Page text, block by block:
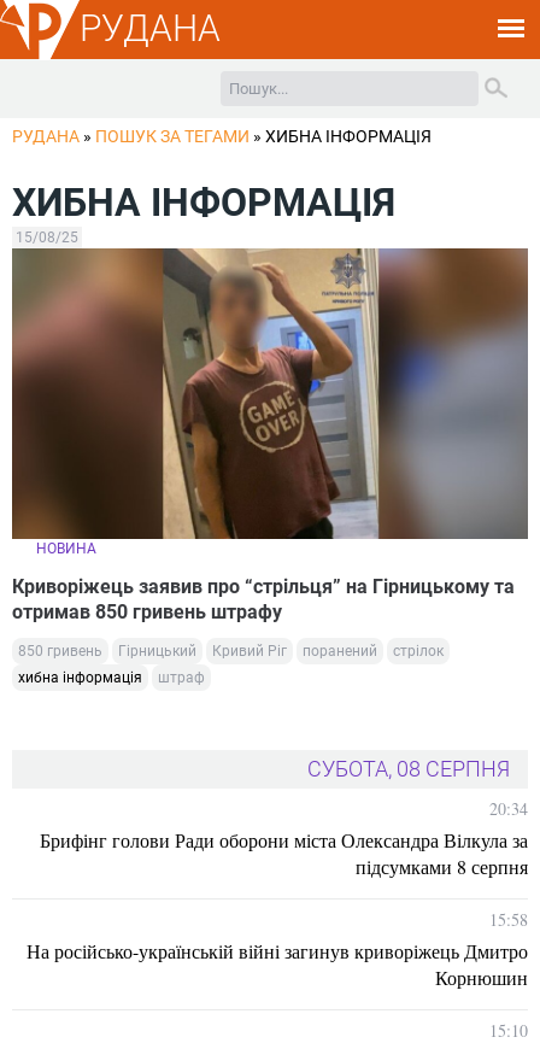
РУДАНА
РУДАНА » ПОШУК ЗА ТЕГАМИ » ХИБНА ІНФОРМАЦІЯ
ХИБНА ІНФОРМАЦІЯ
15/08/25
НОВИНА
Криворіжець заявив про “стрільця” на Гірницькому та
отримав 850 гривень штрафу
850 гривень Гірницький Кривий Ріг поранений
стрілок
хибна інформація
штраф
СУБОТА, 08 СЕРПНЯ
20:34
Брифінг голови Ради оборони міста Олександра Вілкула за
підсумками 8 серпня
15:58
На російсько-українській війні загинув криворіжець Дмитро
Корнюшин
15:10